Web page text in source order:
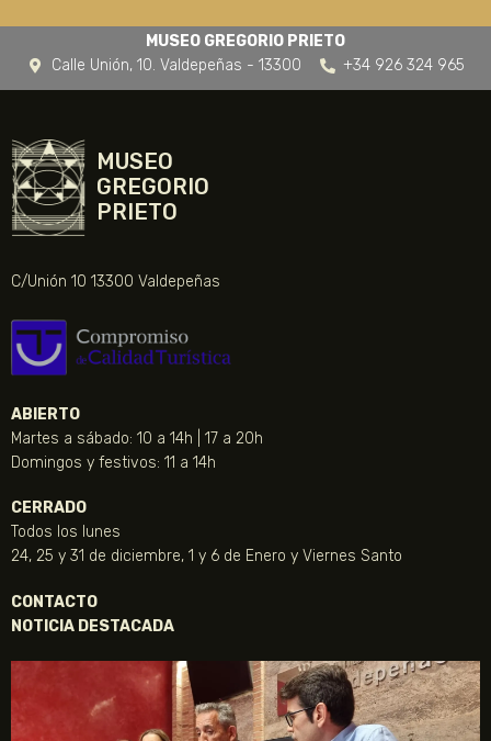
MUSEO GREGORIO PRIETO
Calle Unión, 10. Valdepeñas - 13300
+34 926 324 965
MUSEO
GREGORIO
PRIETO
C/Unión 10 13300 Valdepeñas
ABIERTO
Martes a sábado: 10 a 14h | 17 a 20h
Domingos y festivos: 11 a 14h
CERRADO
Todos los lunes
24, 25 y 31 de diciembre, 1 y 6 de Enero y Viernes Santo
CONTACTO
NOTICIA DESTACADA